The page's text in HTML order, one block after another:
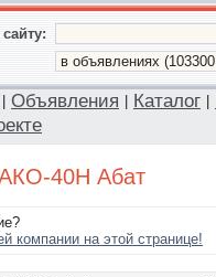
Объявления Каталог
40Н Абат
компании на этой странице!